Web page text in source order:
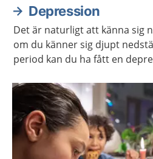
Depression
Det är naturligt att känna sig
om du känner sig djupt
period kan du ha fått en